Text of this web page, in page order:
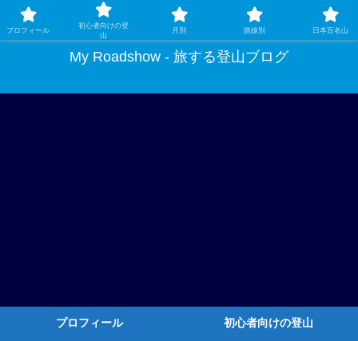
ガチ登山ではなく、グルメや温泉、観光もする旅する登山
My Roadshow - 旅する登山ブログ
プロフィール 初心者向けの登山
プロフィール
初心者向けの登
山
月別 路線別 日本百名山